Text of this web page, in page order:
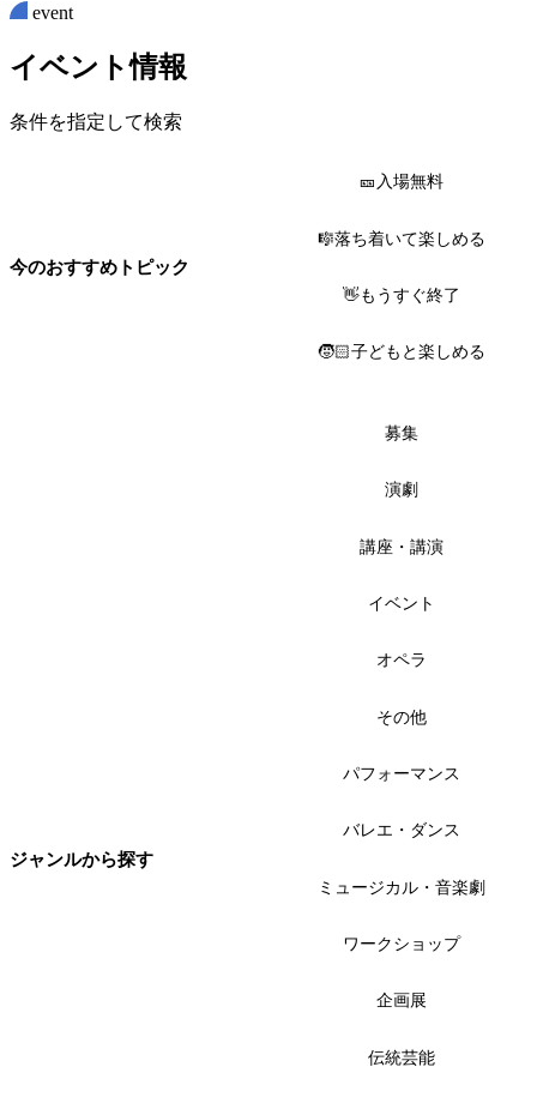
event
イベン ト情報
条件を指定して検索
今のおすすめトピック
🎫入場無料
🎼落ち着いて楽しめる
👋もうすぐ終了
🧒🏻子どもと楽しめる
ジャンルから探す
募集
演劇
講座・講演
イベント
オペラ
その他
パフォーマンス
バレエ・ダンス
ミュージカル・音楽劇
ワークショップ
企画展
伝統芸能